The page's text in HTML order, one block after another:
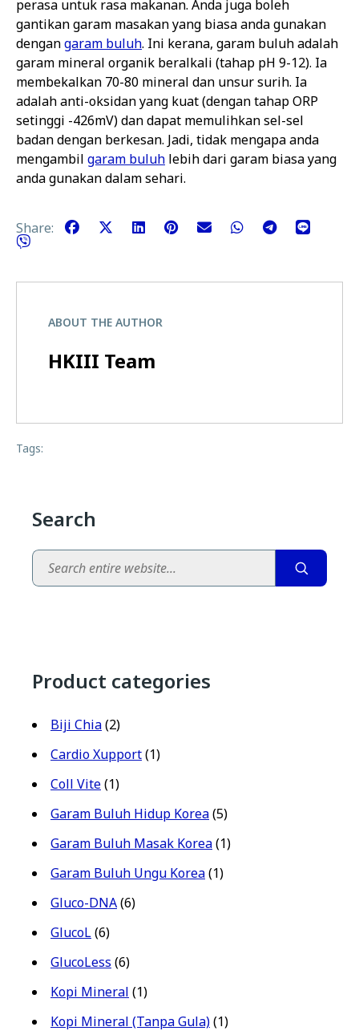
perasa untuk rasa makanan. Anda juga boleh
gantikan garam masakan yang biasa anda gunakan
dengangaram buluh. Ini kerana, garam buluh adalah
garam mineral organik beralkali (tahap pH 9-12). Ia
membekalkan 70-80 mineral dan unsur surih. Ia
adalah anti-oksidan yang kuat (dengan tahap ORP
setinggi -426mV) dan dapat memulihkan sel-sel
badan dengan berkesan. Jadi, tidak mengapa anda
mengambil garam buluh lebih dari garam biasa yang
anda gunakan dalam sehari.
Share:
ABOUT THE AUTHOR
HKIII Team
Tags:
Search
Search
Product categories
Biji Chia(2)
Cardio Xupport(1)
Coll Vite(1)
Garam Buluh Hidup Korea(5)
Garam Buluh Masak Korea(1)
Garam Buluh Ungu Korea(1)
Gluco-DNA(6)
GlucoL(6)
GlucoLess (6)
Kopi Mineral (1)
Kopi Mineral (Tanpa Gula)(1)